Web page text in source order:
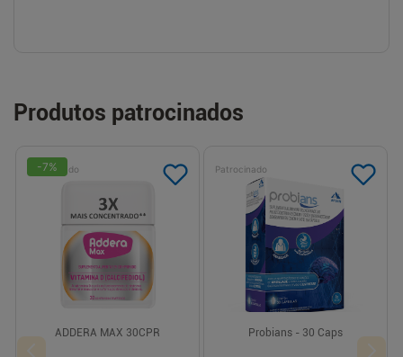
Produtos patrocinados
Patrocinado
-7%
ADDERA MAX 30CPR
Patrocinado
Probians - 30 Caps